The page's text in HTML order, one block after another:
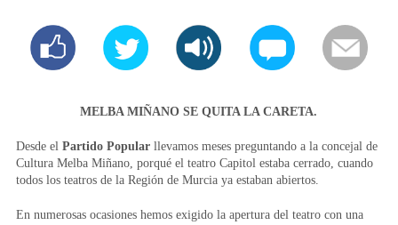
MELBA MIÑANO SE QUITA LA CARETA.
Desde elPartido Popular llevamos meses preguntando a la concejal de
Cultura Melba Miñano, porqué el teatro Capitol estaba cerrado, cuando
todos los teatros de la Región de Murcia ya estaban abiertos.
En numerosas ocasiones hemos exigido la apertura del teatro con una